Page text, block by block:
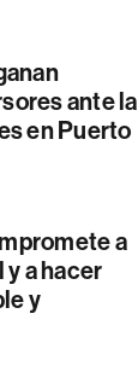
ante la
en Puerto
a
a hacer
y